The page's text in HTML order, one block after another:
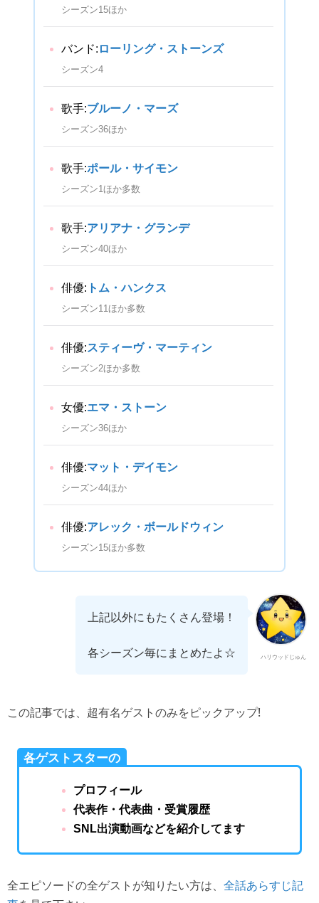
シーズン15ほか
バンド: ローリング・ストーンズ
シーズン4
歌手:ブルーノ・マーズ
シーズン36ほか
歌手:ポール・サイモン
シーズン1ほか多数
歌手:アリアナ・グランデ
シーズン40ほか
俳優: トム・ハンクス
シーズン11ほか多数
俳優:スティーヴ・マーティン
シーズン2ほか多数
女優:エマ・ストーン
シーズン36ほか
俳優:マット・デイモン
シーズン44ほか
俳優:アレック・ボールドウィン
シーズン15ほか多数
ハリウッドじゅん
上記以外にもたくさん登場！
各シーズン毎にまとめたよ☆
この記事では、超有名ゲストのみをピックアップ!
各ゲストスターの
プロフィール
代表作・代表曲・受賞履歴
SNL出演動画などを紹介してます
全エピソードの全ゲストが知りたい方は、
全話あらすじ記